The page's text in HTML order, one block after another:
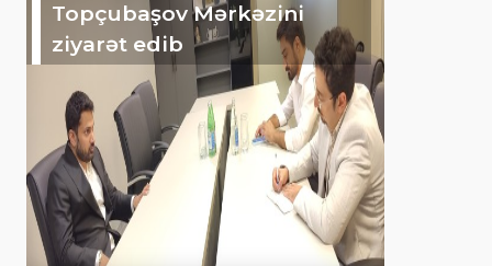
Topçubaşov Mərkəzini
ziyarət edib